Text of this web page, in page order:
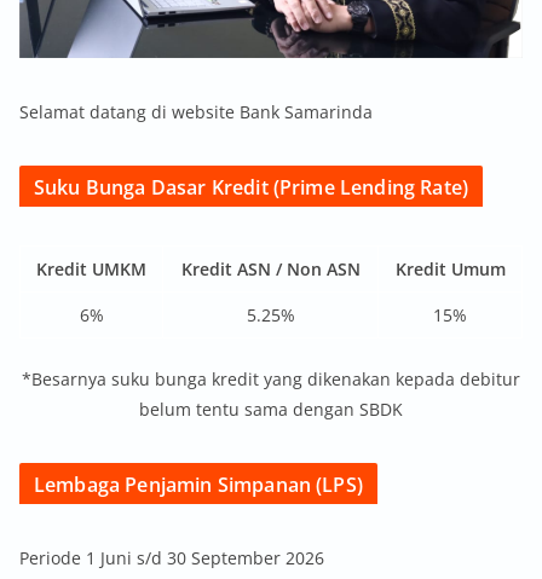
Selamat datang di website Bank Samarinda
Suku Bunga Dasar Kredit (Prime Lending Rate)
Kredit UMKM Kredit ASN / Non ASN
Kredit Umum
6%
5.25% 15%
*Besarnya suku bunga kredit yang dikenakan kepada debitur
belum tentu sama dengan SBDK
Lembaga Penjamin Simpanan (LPS)
Periode 1 Juni s/d 30 September 2026